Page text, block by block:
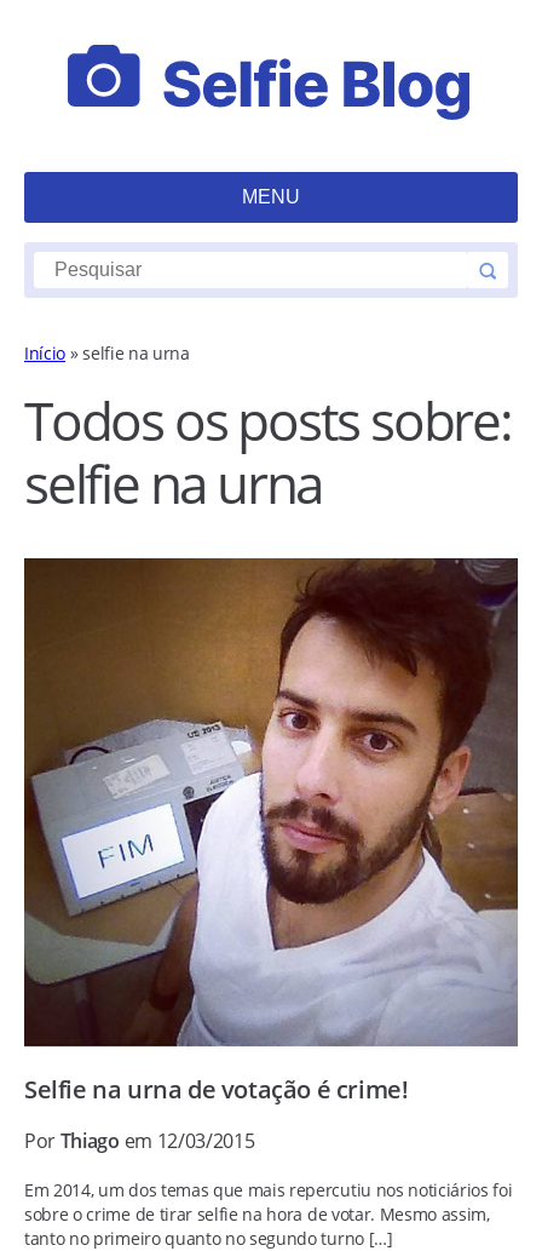
MENU
Início »selfie na urna
Todos os posts sobre:
selfie na urna
Selfie na urna de votação é crime!
PorThiago em 12/03/2015
Em 2014, um dos temas que mais repercutiu nos noticiários foi
sobre o crime de tirar selfie na hora de votar. Mesmo assim,
tanto no primeiro quanto no segundo turno […]